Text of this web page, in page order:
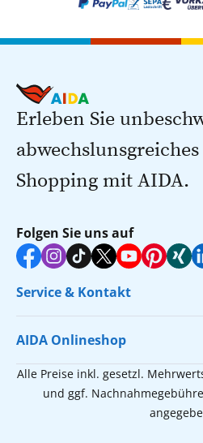
Erleben Sie
Shopping mit AIDA.
Folgen Sie uns auf
Service & Kontakt
AIDA Onlineshop
Alle Preise inkl. gesetzl.
und ggf.